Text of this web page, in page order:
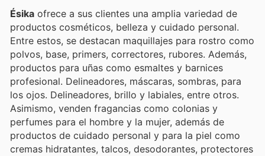
Ésika ofrece a sus clientes una amplia variedad de
productos cosméticos, belleza y cuidado personal.
Entre estos, se destacan maquillajes para rostro como
polvos, base, primers, correctores, rubores. Además,
productos para uñas como esmaltes y barnices
profesional. Delineadores, máscaras, sombras, para
los ojos. Delineadores, brillo y labiales, entre otros.
Asimismo, venden fragancias como colonias y
perfumes para el hombre y la mujer, además de
productos de cuidado personal y para la piel como
cremas hidratantes, talcos, desodorantes, protectores